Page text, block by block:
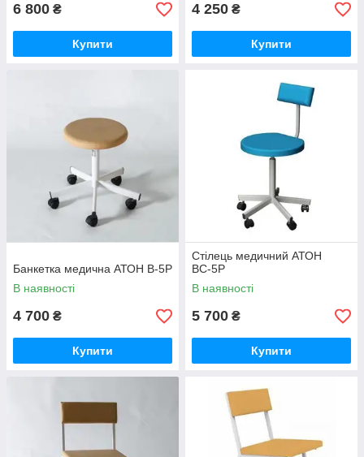
6 800 ₴
Купити
4 250 ₴
Купити
Банкетка медична АТОН В-5Р
В наявності
4 700 ₴
Купити
Стілець медичний АТОН
ВС-5Р
В наявності
5 700 ₴
Купити